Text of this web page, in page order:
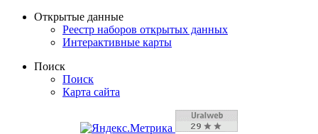
Открытые данные
Реестр наборов открытых данных
Интерактивные карты
Поиск
Поиск
Карта сайта